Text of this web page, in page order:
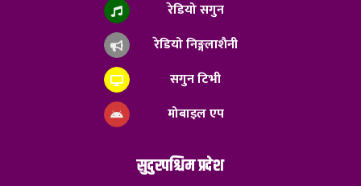
रेडियो सगुन
रेडियो निङ्गलाशैनी
सगुन टिभी
मोबाइल एप
सुदुरपश्चिम प्रदेश